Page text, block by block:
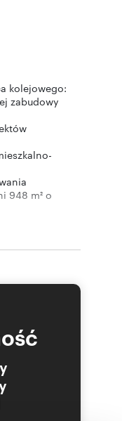
kolejowego:
zabudowy
948 m² o
o powierzchni
to budynek
lokal
75,40 m².